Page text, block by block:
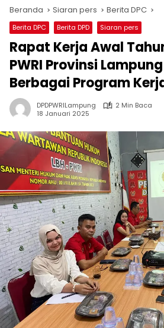
Beranda Siaran pers Berita DPC
Berita DPC Berita DPD Siaran pers
Rapat Kerja Awal
PWRI Provinsi
Berbagai Program
DPDPWRILampung
2 Min Baca
18 Januari 2025